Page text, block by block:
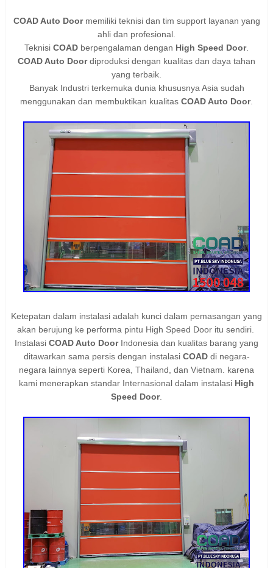
COAD Auto Doormemiliki teknisi dan tim support layanan yang
ahli dan profesional.
Teknisi COAD berpengalaman dengan High Speed Door.
COAD Auto Doordiproduksi dengan kualitas dan daya tahan
yang terbaik.
Banyak Industri terkemuka dunia khususnya Asia sudah
menggunakan dan membuktikan kualitas COAD Auto Door.
Ketepatan dalam instalasi adalah kunci dalam pemasangan yang
akan berujung ke performa pintu High Speed Door itu sendiri.
Instalasi COAD Auto DoorIndonesia dan kualitas barang yang
ditawarkan sama persis dengan instalasi COAD di negara-
negara lainnya seperti Korea, Thailand, dan Vietnam. karena
kami menerapkan standar Internasional dalam instalasi High
Speed Door.